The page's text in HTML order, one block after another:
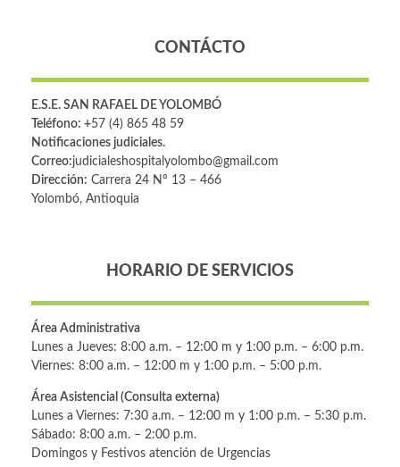
CONTÁCTO
E.S.E. SAN RAFAEL DE YOLOMBÓ
Teléfono: +57 (4) 865 48 59
Notificaciones judiciales.
Correo:judicialeshospitalyolombo@gmail.com
Dirección: Carrera 24 Nº 13 – 466
Yolombó, Antioquia
HORARIO DE SERVICIOS
Área Administrativa
Lunes a Jueves: 8:00 a.m. – 12:00 m y 1:00 p.m. – 6:00 p.m.
Viernes: 8:00 a.m. – 12:00 m y 1:00 p.m. – 5:00 p.m.
Área Asistencial (Consulta externa)
Lunes a Viernes: 7:30 a.m. – 12:00 m y 1:00 p.m. – 5:30 p.m.
Sábado: 8:00 a.m. – 2:00 p.m.
Domingos y Festivos atención de Urgencias